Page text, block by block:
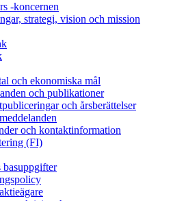
-koncernen
strategi, vision och mission
och ekonomiska mål
och publikationer
och årsberättelser
och kontaktinformation
(FI)
basuppgifter